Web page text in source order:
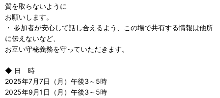
質を取らないように
お願いします。
・ 参加者が安心して話し合えるよう、この場で共有する情報は他所
に伝えないなど、
お互い守秘義務を守っていただきます。
◆ 日 時
2025年7月7日（月）午後3～5時
2025年9月1日（月）午後3～5時